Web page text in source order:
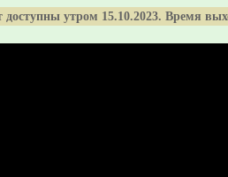
утром 15.10.2023. Время